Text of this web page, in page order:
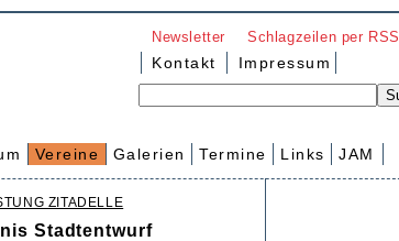
Newsletter Schlagzeilen per RSS
Kontakt Impressum
Vereine Galerien Termine Links JAM
ZITADELLE
Stadtentwurf